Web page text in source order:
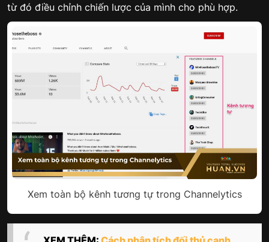
từ đó điều chỉnh chiến lược của mình cho phù hợp.
Xem toàn bộ kênh tương tự trong Channelytics